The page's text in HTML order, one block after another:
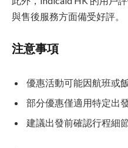
與售後服務方面備受好評。
注意事項
優惠活動可能因航班或
部分優惠僅適用特定出
建議出發前確認行程細